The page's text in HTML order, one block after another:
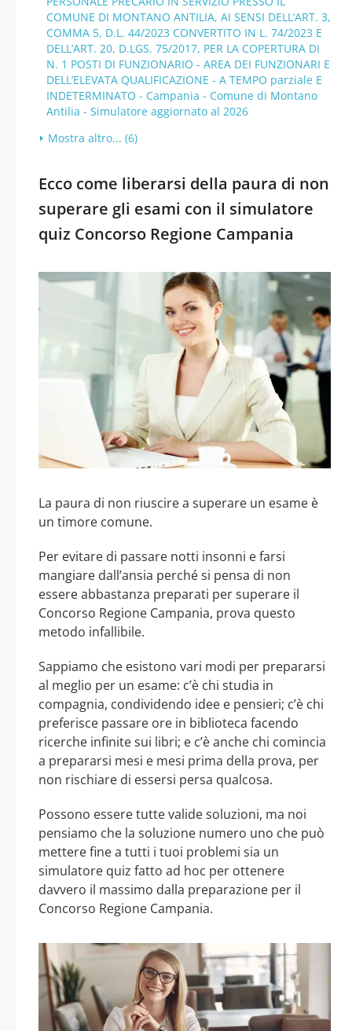
COMUNE DI MONTANO ANTILIA, AI SENSI DELL’ART. 3,
COMMA 5, D.L. 44/2023 CONVERTITO IN L. 74/2023 E
DELL’ART. 20, D.LGS. 75/2017, PER LA COPERTURA DI
N. 1 POSTI DI FUNZIONARIO - AREA DEI FUNZIONARI E
DELL’ELEVATA QUALIFICAZIONE - A TEMPO parziale E
INDETERMINATO - Campania - Comune di Montano
Antilia - Simulatore aggiornato al 2026
Mostra altro... (6)
Ecco come liberarsi della paura di non
superare gli esami con il simulatore
quiz Concorso Regione Campania
La paura di non riuscire a superare un esame è
un timore comune.
Per evitare di passare notti insonni e farsi
mangiare dall’ansia perché si pensa di non
essere abbastanza preparati per superare il
Concorso Regione Campania, prova questo
metodo infallibile.
Sappiamo che esistono vari modi per prepararsi
al meglio per un esame: c’è chi studia in
compagnia, condividendo idee e pensieri; c’è chi
preferisce passare ore in biblioteca facendo
ricerche infinite sui libri; e c’è anche chi comincia
a prepararsi mesi e mesi prima della prova, per
non rischiare di essersi persa qualcosa.
Possono essere tutte valide soluzioni, ma noi
pensiamo che la soluzione numero uno che può
mettere fine a tutti i tuoi problemi sia un
simulatore quiz fatto ad hoc per ottenere
davvero il massimo dalla preparazione per il
Concorso Regione Campania.